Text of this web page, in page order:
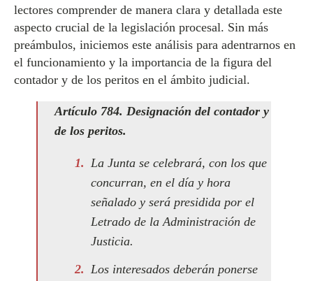
lectores comprender de manera clara y detallada este
aspecto crucial de la legislación procesal. Sin más
preámbulos, iniciemos este análisis para adentrarnos en
el funcionamiento y la importancia de la figura del
contador y de los peritos en el ámbito judicial.
Artículo 784. Designación del contador y
de los peritos.
La Junta se celebrará, con los que
concurran, en el día y hora
señalado y será presidida por el
Letrado de la Administración de
Justicia.
Los interesados deberán ponerse